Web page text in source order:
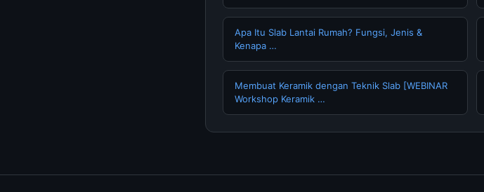
Apa Itu Slab Lantai Rumah? Fungsi, Jenis &
Kenapa …
Membuat Keramik dengan Teknik Slab [WEBINAR
Workshop Keramik …